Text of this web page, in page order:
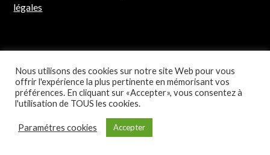
légales
Nous utilisons des cookies sur notre site Web pour vous
offrir l'expérience la plus pertinente en mémorisant vos
préférences. En cliquant sur «Accepter», vous consentez à
l'utilisation de TOUS les cookies.
Paramétres cookies Accepter